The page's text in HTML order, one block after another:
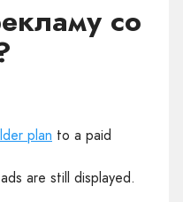
со
plan to a paid
are still displayed.